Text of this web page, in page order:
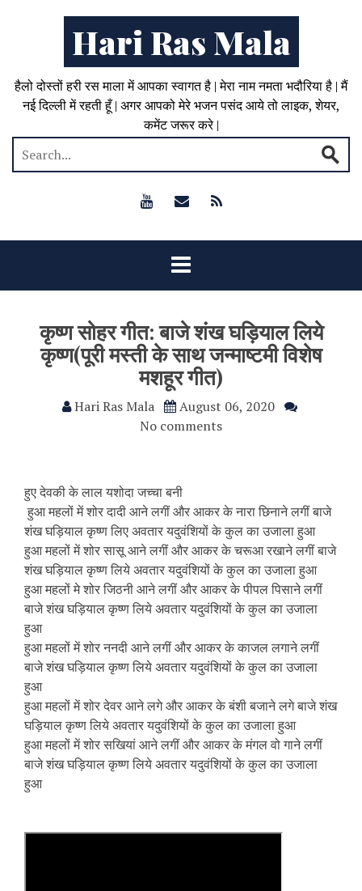
Hari Ras Mala
हैलो दोस्तों हरी रस माला में आपका स्वागत है | मेरा नाम नमता भदौरिया है | मैं
नई दिल्ली में रहती हूँ | अगर आपको मेरे भजन पसंद आये तो लाइक, शेयर,
कमेंट जरूर करे |
कृष्ण सोहर गीत: बाजे शंख घड़ियाल लिये
कृष्ण(पूरी मस्ती के साथ जन्माष्टमी विशेष
मशहूर गीत)
Hari Ras Mala
August 06, 2020
No comments
हुए देवकी के लाल यशोदा जच्चा बनी
हुआ महलों में शोर दादी आने लगीं और आकर के नारा छिनाने लगीं बाजे
शंख घड़ियाल कृष्ण लिए अवतार यदुवंशियों के कुल का उजाला हुआ
हुआ महलों में शोर सासू आने लगीं और आकर के चरूआ रखाने लगीं बाजे
शंख घड़ियाल कृष्ण लिये अवतार यदुवंशियों के कुल का उजाला हुआ
हुआ महलों मे शोर जिठनी आने लगीं और आकर के पीपल पिसाने लगीं
बाजे शंख घड़ियाल कृष्ण लिये अवतार यदुवंशियों के कुल का उजाला
हुआ
हुआ महलों में शोर ननदी आने लगीं और आकर के काजल लगाने लगीं
बाजे शंख घड़ियाल कृष्ण लिये अवतार यदुवंशियों के कुल का उजाला
हुआ
हुआ महलों में शोर देवर आने लगे और आकर के बंशी बजाने लगे बाजे शंख
घड़ियाल कृष्ण लिये अवतार यदुवंशियों के कुल का उजाला हुआ
हुआ महलों में शोर सखियां आने लगीं और आकर के मंगल वो गाने लगीं
बाजे शंख घड़ियाल कृष्ण लिये अवतार यदुवंशियों के कुल का उजाला
हुआ